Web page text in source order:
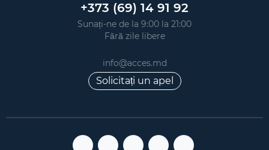
+373 (69) 14 91 92
Sunați-ne de la 9:00 la 21:00
Fără zile libere
info@acces.md
Solicitați un apel